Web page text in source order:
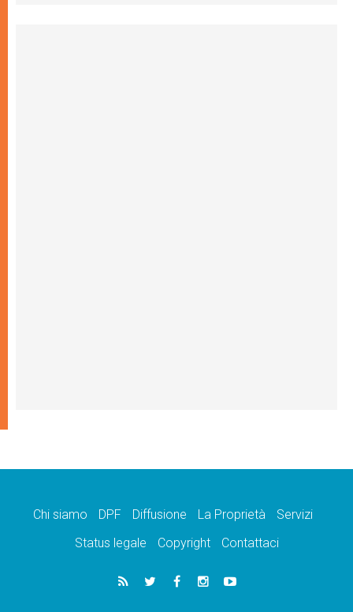
Chi siamo DPF Diffusione La Proprietà
Servizi
Status legale
Copyright Contattaci